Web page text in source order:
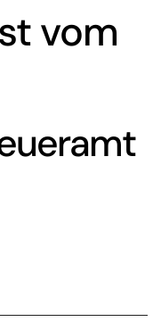
vom